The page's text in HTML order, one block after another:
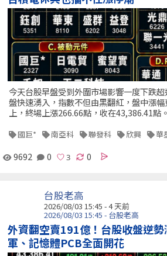
今天台股早盤受到外圍市場影響一度下跌
盤快速湧入，指數不但由黑翻紅，盤中漲
上，終場上漲266.66點，收在43,386.41點
國巨* 南亞科 聯發科 欣興 華
9692 0 0
台股老高
2026/08/03 15:45 - 4 天前
2026/08/03 15:45 - 台股老高
外資翻空賣191億！台股收盤逆
軍、記憶體PCB全面開花